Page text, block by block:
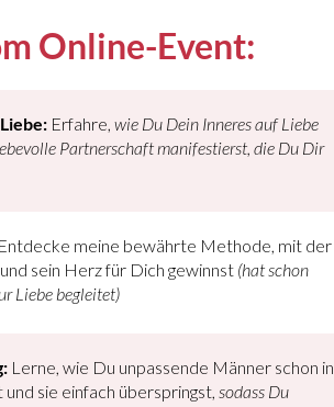
Online-Event:
Erfahre, wie Du Dein Inneres auf Liebe
Partnerschaft manifestierst, die Du Dir
Entdecke meine bewährte Methode, mit der
sein Herz für Dich gewinnst (hat schon
Liebe begleitet)
Lerne, wie Du unpassende Männer schon in
sie einfach überspringst, sodass Du